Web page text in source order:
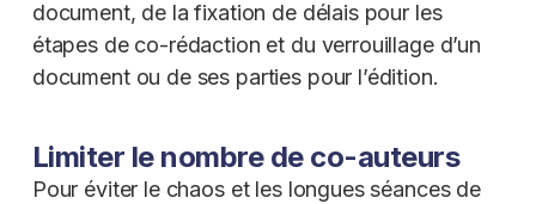
document, de la fixation de délais pour les
étapes de co-rédaction et du verrouillage d’un
document ou de ses parties pour l’édition.
Limiter le nombre de co-auteurs
Pour éviter le chaos et les longues séances de